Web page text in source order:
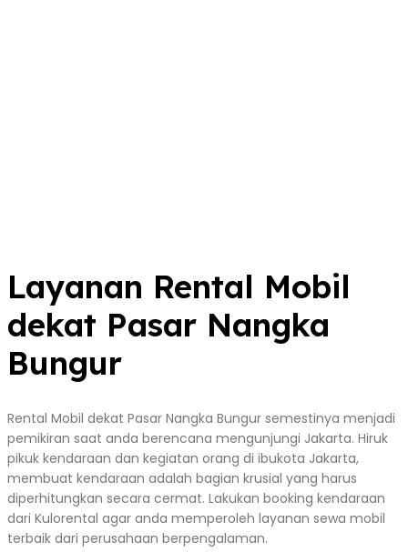
Layanan Rental Mobil
dekat Pasar Nangka
Bungur
Rental Mobil dekat Pasar Nangka Bungur semestinya menjadi
pemikiran saat anda berencana mengunjungi Jakarta. Hiruk
pikuk kendaraan dan kegiatan orang di ibukota Jakarta,
membuat kendaraan adalah bagian krusial yang harus
diperhitungkan secara cermat. Lakukan booking kendaraan
dari Kulorental agar anda memperoleh layanan sewa mobil
terbaik dari perusahaan berpengalaman.